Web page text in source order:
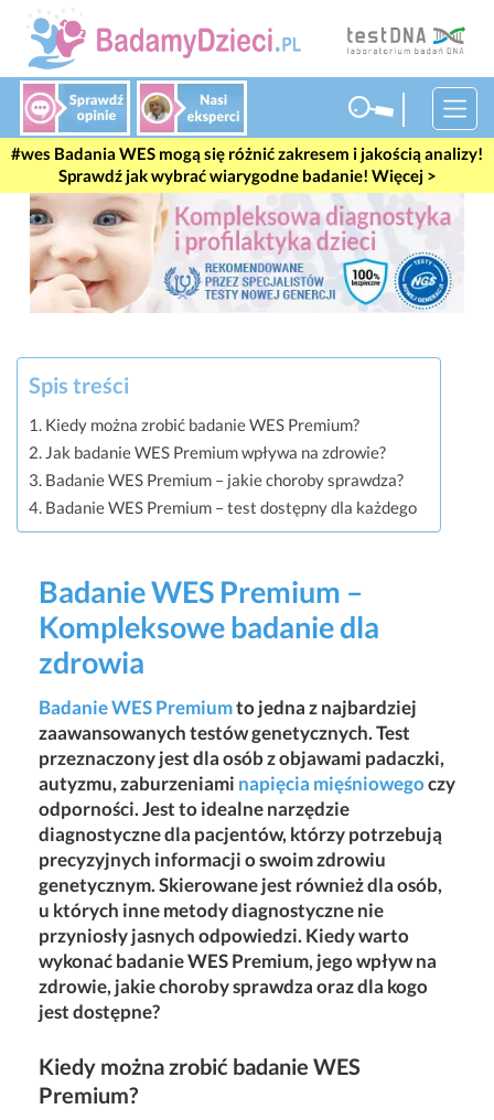
#wes Badania WES mogą się różnić zakresem i jakością analizy!
Sprawdź jak wybrać wiarygodne badanie! Więcej >
Badanie WES Premium –
Kompleksowe badanie dla
zdrowia
Badanie WES Premiumto jedna z najbardziej
zaawansowanych testów genetycznych. Test
przeznaczony jest dla osób z objawami padaczki,
autyzmu, zaburzeniami napięcia mięśniowegoczy
odporności. Jest to idealne narzędzie
diagnostyczne dla pacjentów, którzy potrzebują
precyzyjnych informacji o swoim zdrowiu
genetycznym. Skierowane jest również dla osób,
u których inne metody diagnostyczne nie
przyniosły jasnych odpowiedzi. Kiedy warto
wykonać badanie WES Premium, jego wpływ na
zdrowie, jakie choroby sprawdza oraz dla kogo
jest dostępne?
Kiedy można zrobić badanie WES
Premium?
Spis treści
Kiedy można zrobić badanie WES Premium?
Jak badanie WES Premium wpływa na zdrowie?
Badanie WES Premium – jakie choroby sprawdza?
Badanie WES Premium – test dostępny dla każdego